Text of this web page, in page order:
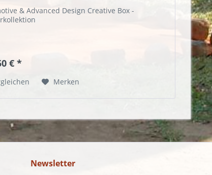
& Advanced Design Creative Box -
€ *
Merken
Newsletter